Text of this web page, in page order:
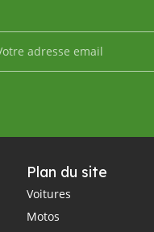
Plan du site
Voitures
Motos